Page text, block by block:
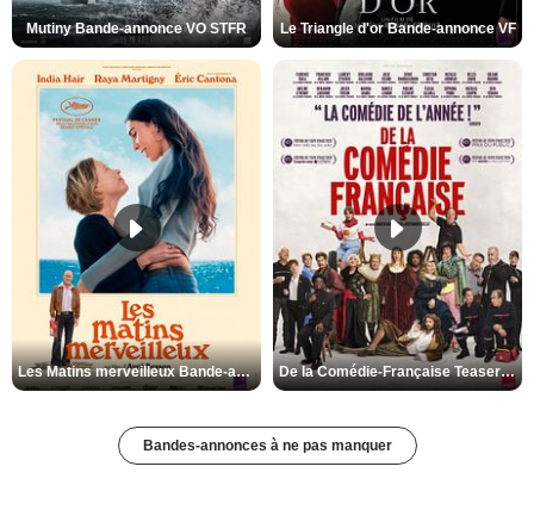
Mutiny Bande-annonce VO STFR Le Triangle d'or Bande-annonce VF
Les Matins merveilleux Bande-annonce VF De la Comédie-Française Teaser VF
Bandes-annonces à ne pas manquer